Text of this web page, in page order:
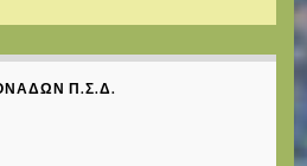
Π.Σ.Δ.